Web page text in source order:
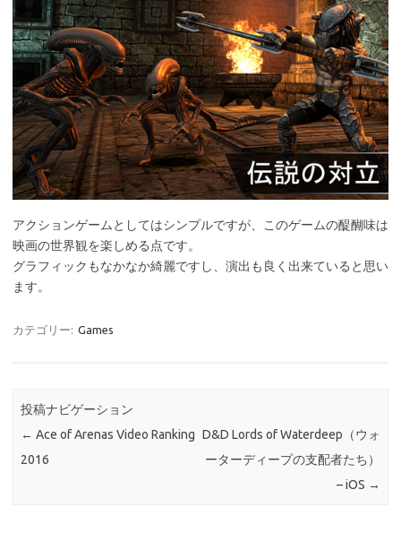
アクションゲームとしてはシンプルですが、このゲームの醍醐味は
映画の世界観を楽しめる点です。
グラフィックもなかなか綺麗ですし、演出も良く出来ていると思い
ます。
カテゴリー: Games
投稿ナビゲーション
← Ace of Arenas Video Ranking
2016
D&D Lords of Waterdeep（ウォ
ーターディープの支配者たち）
– iOS →